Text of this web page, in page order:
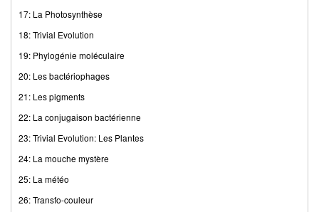
17: La Photosynthèse
18: Trivial Evolution
19: Phylogénie moléculaire
20: Les bactériophages
21: Les pigments
22: La conjugaison bactérienne
23: Trivial Evolution: Les Plantes
24: La mouche mystère
25: La météo
26: Transfo-couleur